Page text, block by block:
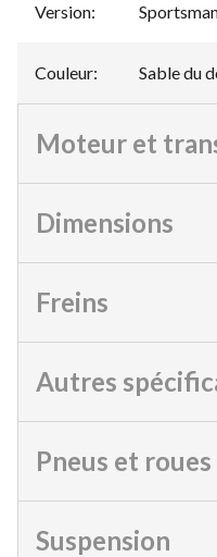
Version:
Couleur: Sable du
Moteur et
Dimensions
Freins
Autres
Pneus et roues
Suspension